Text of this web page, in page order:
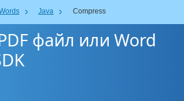
Java Compress
файл или Word